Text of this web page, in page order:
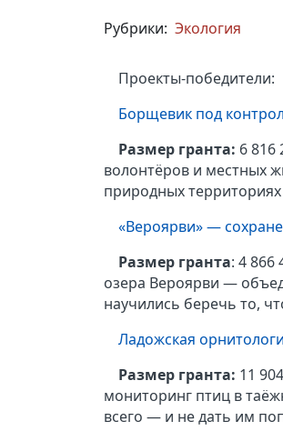
Рубрики: Экология
Проекты-победители:
Борщевик под
Размер гранта: 6
волонтёров и местных
природных
«Вероярви» —
Размер гранта: 4 866
озера Вероярви —
научились беречь то,
Ладожская
Размер гранта: 11
мониторинг птиц в
всего — и не дать им